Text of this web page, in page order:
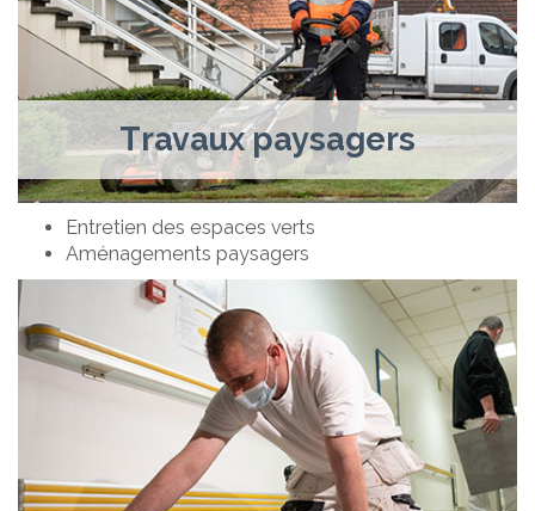
Travaux paysagers
Entretien des espaces verts
Aménagements paysagers